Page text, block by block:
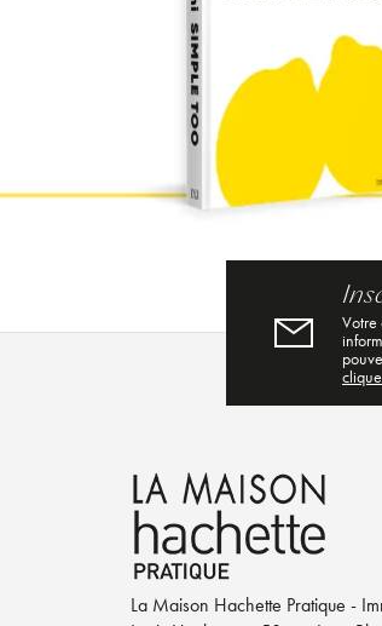
Votre
La Maison Hachette Pratique -